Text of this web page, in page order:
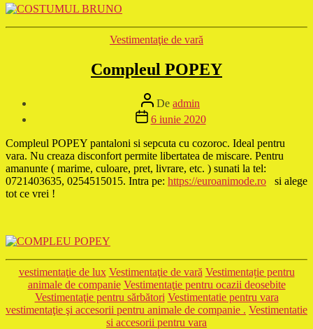
Categorii
Vestimentaţie de vară
Compleul POPEY
Autor
articol
De admin
Dată
articol
6 iunie 2020
Compleul POPEY pantaloni si sepcuta cu cozoroc. Ideal pentru
vara. Nu creaza disconfort permite libertatea de miscare. Pentru
amanunte ( marime, culoare, pret, livrare, etc. ) sunati la tel:
0721403635, 0254515015. Intra pe: https://euroanimode.ro si alege
tot ce vrei !
Categorii
vestimentaţie de lux Vestimentaţie de vară Vestimentație pentru
animale de companie Vestimentaţie pentru ocazii deosebite
Vestimentaţie pentru sărbători Vestimentatie pentru vara
vestimentaţie şi accesorii pentru animale de companie . Vestimentatie
si accesorii pentru vara